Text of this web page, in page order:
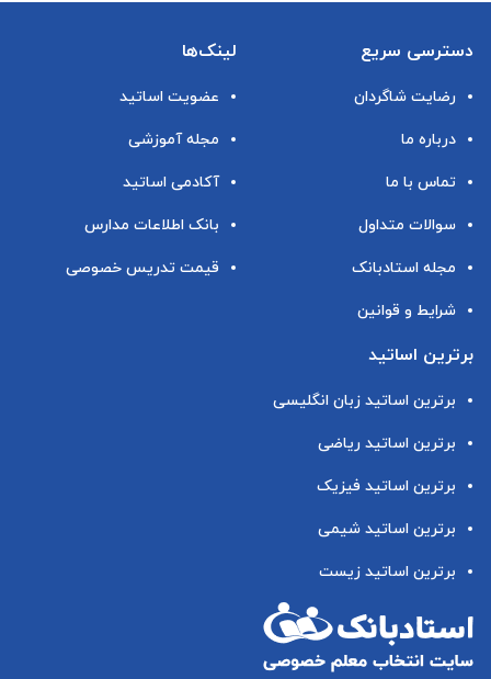
دسترسی سریع
رضایت شاگردان
درباره ما
تماس با ما
سوالات متداول
مجله استادبانک
شرایط و قوانین
لینک‌ها
عضویت اساتید
مجله آموزشی
آکادمی اساتید
بانک اطلاعات مدارس
قیمت تدریس خصوصی
برترین اساتید
برترین اساتید زبان انگلیسی
برترین اساتید ریاضی
برترین اساتید فیزیک
برترین اساتید شیمی
برترین اساتید زیست